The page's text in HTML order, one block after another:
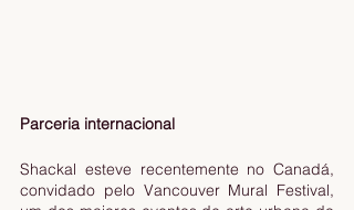
Parceria internacional
Shackal esteve recentemente no Canadá,
convidado pelo Vancouver Mural Festival,